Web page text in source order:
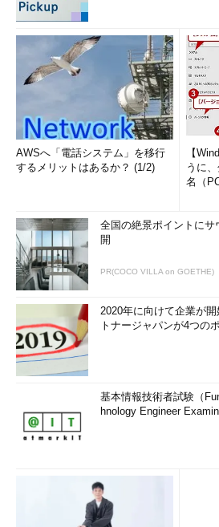
AWSへ「電話システム」を移行
するメリットはあるか？ (1/2)
【
うに
名（
全国の絶景ポイントに
開
PR(COCO VILLA on GOETHE)
2020年に向けて企業が
トナージャパンが4つの
基本情報技術者試験（
hnology Engineer